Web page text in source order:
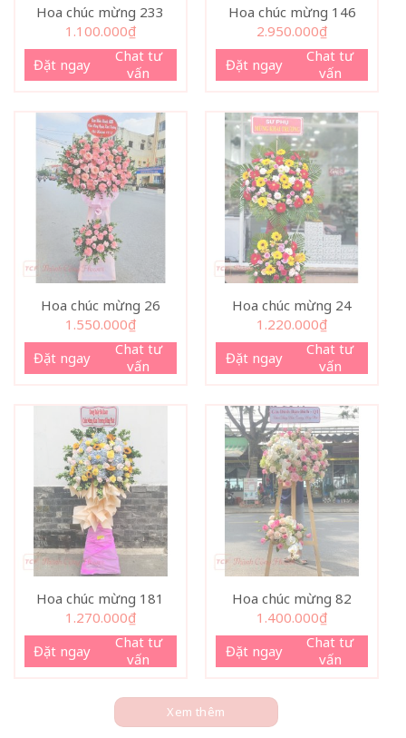
Hoa chúc mừng 233
1.100.000₫
Đặt ngay
Chat tư
vấn
Hoa chúc mừng 146
2.950.000₫
Đặt ngay
Chat tư
vấn
Hoa chúc mừng 26
1.550.000₫
Đặt ngay
Chat tư
vấn
Hoa chúc mừng 24
1.220.000₫
Đặt ngay
Chat tư
vấn
Hoa chúc mừng 181
1.270.000₫
Đặt ngay
Chat tư
vấn
Hoa chúc mừng 82
1.400.000₫
Đặt ngay
Chat tư
vấn
Xem thêm